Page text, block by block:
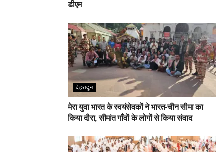
डीएम
देहरादून
मेरा युवा भारत के स्वयंसेवकों ने भारत-चीन सीमा का
किया दौरा, सीमांत गाँवों के लोगों से किया संवाद